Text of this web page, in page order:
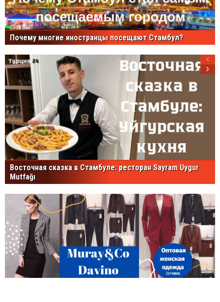
Почему многие иностранцы посещают Стамбул?
Восточная сказка в Стамбуле: ресторан Sayram Uygur
Mutfağı